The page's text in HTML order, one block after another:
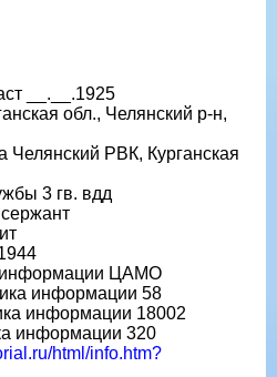
__.__.1925
обл., Челянский р-н,
Челянский РВК, Курганская
3 гв. вдд
информации ЦАМО
информации 58
информации 18002
информации 320
html/info.htm?